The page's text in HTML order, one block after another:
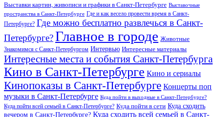
Выставки картин, живописи и графики в Санкт-Петербурге Выставочные
пространства в Санкт-Петербурге Где и как весело провести время в Санкт-
Петербурге? Где можно бесплатно развлечься в Санкт-
Петербурге?Главное в городе Животные
Знакомимся с Санкт-Петербургом Интервью Интересные материалы
Интересные места и события Санкт-Петербурга
Кино в Санкт-Петербурге Кино и сериалы
Кинопоказы в Санкт-Петербурге Концерты поп
музыки в Санкт-Петербурге Куда пойти в выходные в Санкт-Петербурге?
Куда пойти всей семьей в Санкт-Петербурге? Куда пойти в сети Куда сходить
вечером в Санкт-Петербурге? Куда сходить всей семьей в Санкт-